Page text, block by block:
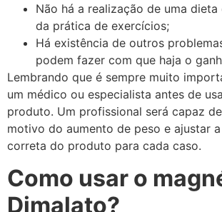
Não há a realização de uma dieta
da prática de exercícios;
Há existência de outros
podem fazer com que haja o
Lembrando que é sempre muito
um médico ou especialista antes de
produto. Um profissional será capaz
motivo do aumento de peso e ajustar
correta do produto para cada caso.
Como usar o
Dimalato?